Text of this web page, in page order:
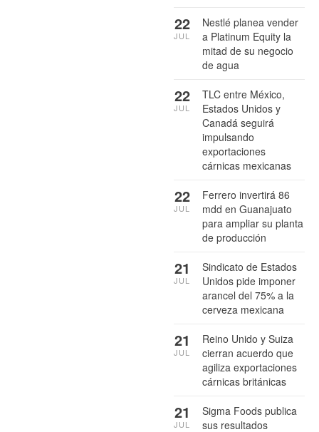
Nestlé planea vender
a Platinum Equity la
mitad de su negocio
de agua
22
JUL
TLC entre México,
Estados Unidos y
Canadá seguirá
impulsando
exportaciones
cárnicas mexicanas
22
JUL
Ferrero invertirá 86
mdd en Guanajuato
para ampliar su planta
de producción
22
JUL
Sindicato de Estados
Unidos pide imponer
arancel del 75% a la
cerveza mexicana
21
JUL
Reino Unido y Suiza
cierran acuerdo que
agiliza exportaciones
cárnicas británicas
21
JUL
Sigma Foods publica
sus resultados
21
JUL